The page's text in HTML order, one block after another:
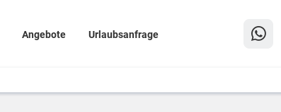
Angebote Urlaubsanfrage